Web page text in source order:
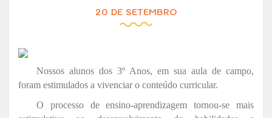
20 DE SETEMBRO
Nossos alunos dos 3º Anos, em sua aula de campo,
foram estimulados a vivenciar o conteúdo curricular.
O processo de ensino-aprendizagem tornou-se mais